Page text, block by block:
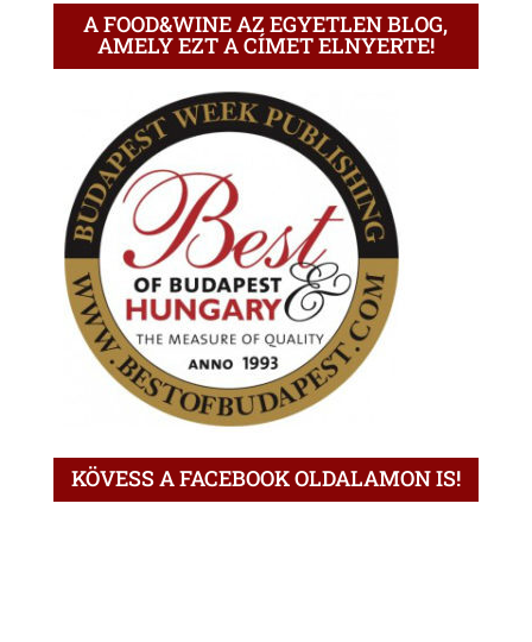
A FOOD&WINE AZ EGYETLEN BLOG,
AMELY EZT A CÍMET ELNYERTE!
KÖVESS A FACEBOOK OLDALAMON IS!